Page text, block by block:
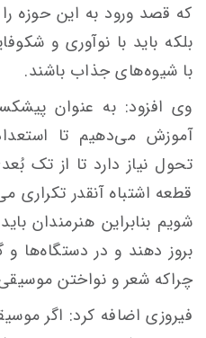
که قصد ورود به این حوزه را
بلکه باید با نوآوری و
با شیوه‌های جذاب باشند.
وی افزود: به عنوان
آموزش می‌دهیم تا
تحول نیاز دارد تا از تک
قطعه اشتباه آنقدر
شویم بنابراین هنرمندان
بروز دهند و در دستگاه‌ها
چراکه شعر و نواختن موسیقی
فیروزی اضافه کرد: اگر